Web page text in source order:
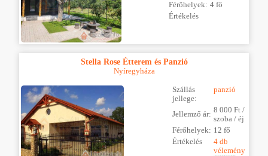
Férőhelyek: 4 fő
Értékelés
Stella Rose Étterem és Panzió
Nyíregyháza
Szállás
jellege:
panzió
Jellemző ár: 8 000 Ft /
szoba / éj
Férőhelyek: 12 fő
Értékelés
4 db
vélemény